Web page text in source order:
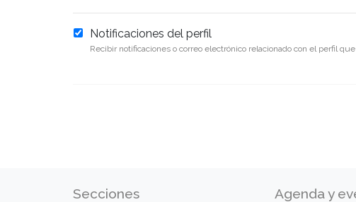
Notificaciones del perfil
Recibir notificaciones o correo electrónico relacionado con el perfil
Secciones Agenda y